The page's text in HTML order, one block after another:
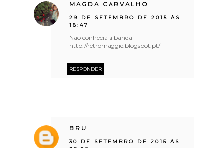
MAGDA CARVALHO
29 DE SETEMBRO DE 2015 ÀS
18:47
Não conhecia a banda
http://retromaggie.blogspot.pt/
RESPONDER
BRU
30 DE SETEMBRO DE 2015 ÀS